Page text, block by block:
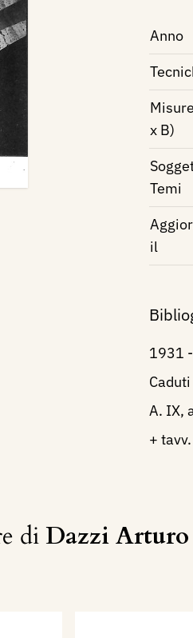
Anno
x B)
Temi
il
1931
A. IX,
+ tavv.
diDazzi Arturo